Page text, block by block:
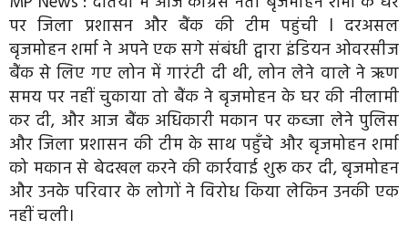
पर जिला प्रशासन और बैंक की टीम पहुंची l दरअसल
बृजमोहन शर्मा ने अपने एक सगे संबंधी द्वारा इंडियन ओवरसीज
बैंक से लिए गए लोन में गारंटी दी थी, लोन लेने वाले ने ऋण
समय पर नहीं चुकाया तो बैंक ने बृजमोहन के घर की नीलामी
कर दी, और आज बैंक अधिकारी मकान पर कब्जा लेने पुलिस
और जिला प्रशासन की टीम के साथ पहुँचे और बृजमोहन शर्मा
को मकान से बेदखल करने की कार्रवाई शुरू कर दी, बृजमोहन
और उनके परिवार के लोगों ने विरोध किया लेकिन उनकी एक
नहीं चली।